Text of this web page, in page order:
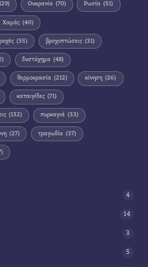
Ουκρανία (70) Ρωσία (51)
Χαμάς (40)
(35) βροχοπτώσεις (31)
δυστύχημα (48)
θερμοκρασία (212) κίνηση (26)
καταιγίδες (71)
(132) πυρκαγιά (33)
(27) τραγωδία (37)
4
14
3
5